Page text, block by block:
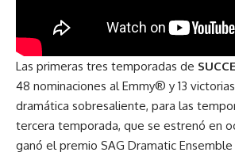
Las primeras tres temporadas de
48 nominaciones al Emmy® y 13
dramática sobresaliente, para las
tercera temporada, que se estrenó en
ganó el premio SAG Dramatic